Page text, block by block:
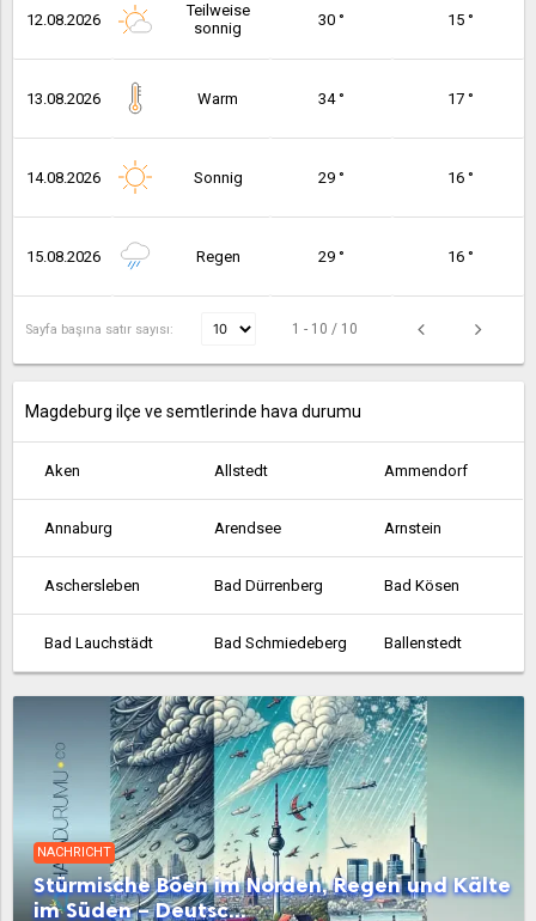
12.08.2026
Teilweise
sonnig
30 ° 15 °
13.08.2026 Warm 34 ° 17 °
14.08.2026 Sonnig 29 ° 16 °
15.08.2026 Regen 29 ° 16 °
Sayfa başına satır sayısı: 1 - 10 / 10
Magdeburg ilçe ve semtlerinde hava durumu
Aken Allstedt Ammendorf
Annaburg Arendsee Arnstein
Aschersleben Bad Dürrenberg Bad Kösen
Bad Lauchstädt Bad Schmiedeberg Ballenstedt
Barby Barleben Bernburg
Biederitz Bismark Bitterfeld-Wolfen
Blankenburg Braunsbedra
Calbe Coswig Dessau
NACHRICHT
Stürmische Böen im Norden, Regen und Kälte
im Süden – Deutsc...